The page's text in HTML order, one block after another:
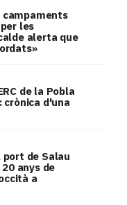
campaments
les
alerta que
de la Pobla
crònica d'una
port de Salau
anys de
a